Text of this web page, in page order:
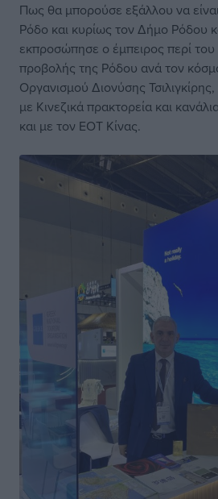
Πως θα μπορούσε εξάλλου να
Ρόδο και κυρίως τον Δήμο Ρόδου
εκπροσώπησε ο έμπειρος περί του
προβολής της Ρόδου ανά τον
Οργανισμού Διονύσης
με Κινεζικά πρακτορεία και
και με τον ΕΟΤ Κίνας.